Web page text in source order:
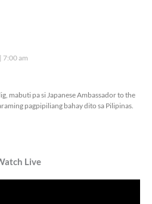
7:00 am
mabuti pa si Japanese Ambassador to the
pagpipiliang bahay dito sa Pilipinas.
Live